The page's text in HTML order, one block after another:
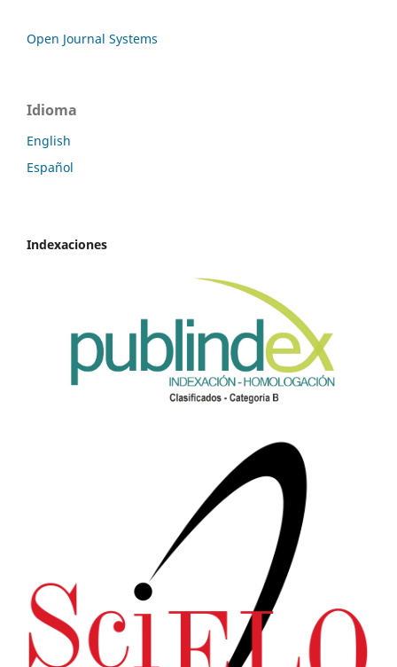
Open Journal Systems
Idioma
English
Español
Indexaciones